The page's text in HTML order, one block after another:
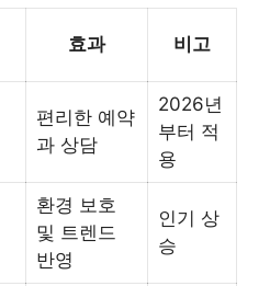
효과 비고
편리한 예약
과 상담
2026년
부터 적
용
환경 보호
및 트렌드
반영
인기 상
승